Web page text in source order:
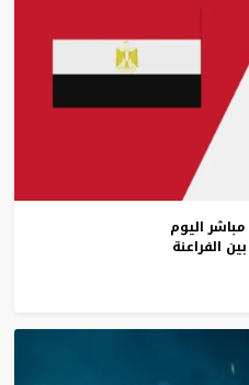
مباشر اليوم
بين الفراعنة